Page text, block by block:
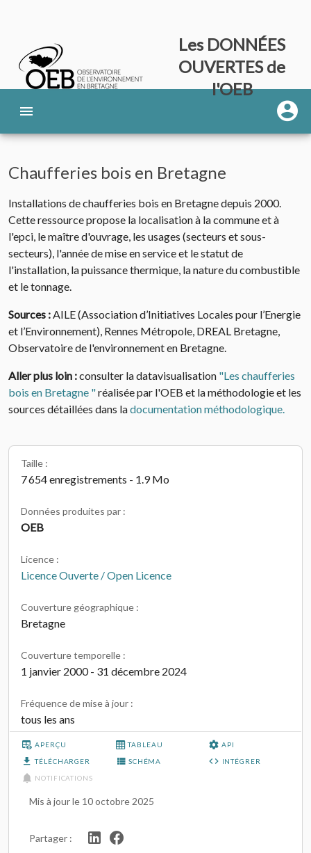
Les DONNÉES
OUVERTES de
l'OEB
Chaufferies bois en Bretagne
Installations de chaufferies bois en Bretagne depuis 2000.
Cette ressource propose la localisation à la commune et à
l'epci, le maître d'ouvrage, les usages (secteurs et sous-
secteurs), l'année de mise en service et le statut de
l'installation, la puissance thermique, la nature du combustible
et le tonnage.
Sources :AILE (Association d’Initiatives Locales pour l’Energie
et l’Environnement), Rennes Métropole, DREAL Bretagne,
Observatoire de l'environnement en Bretagne.
Aller plus loin :consulter la datavisualisation "Les chaufferies
bois en Bretagne "réalisée par l'OEB et la méthodologie et les
sources détaillées dans ladocumentation méthodologique.
Taille :
7 654 enregistrements - 1.9 Mo
Données produites par :
OEB
Licence :
Licence Ouverte / Open Licence
Couverture géographique :
Bretagne
Couverture temporelle :
1 janvier 2000 - 31 décembre 2024
Fréquence de mise à jour :
tous les ans
APERÇU TABLEAU
API
TÉLÉCHARGER
SCHÉMA
INTÉGRER
NOTIFICATIONS
Mis à jour le 10 octobre 2025
Partager :